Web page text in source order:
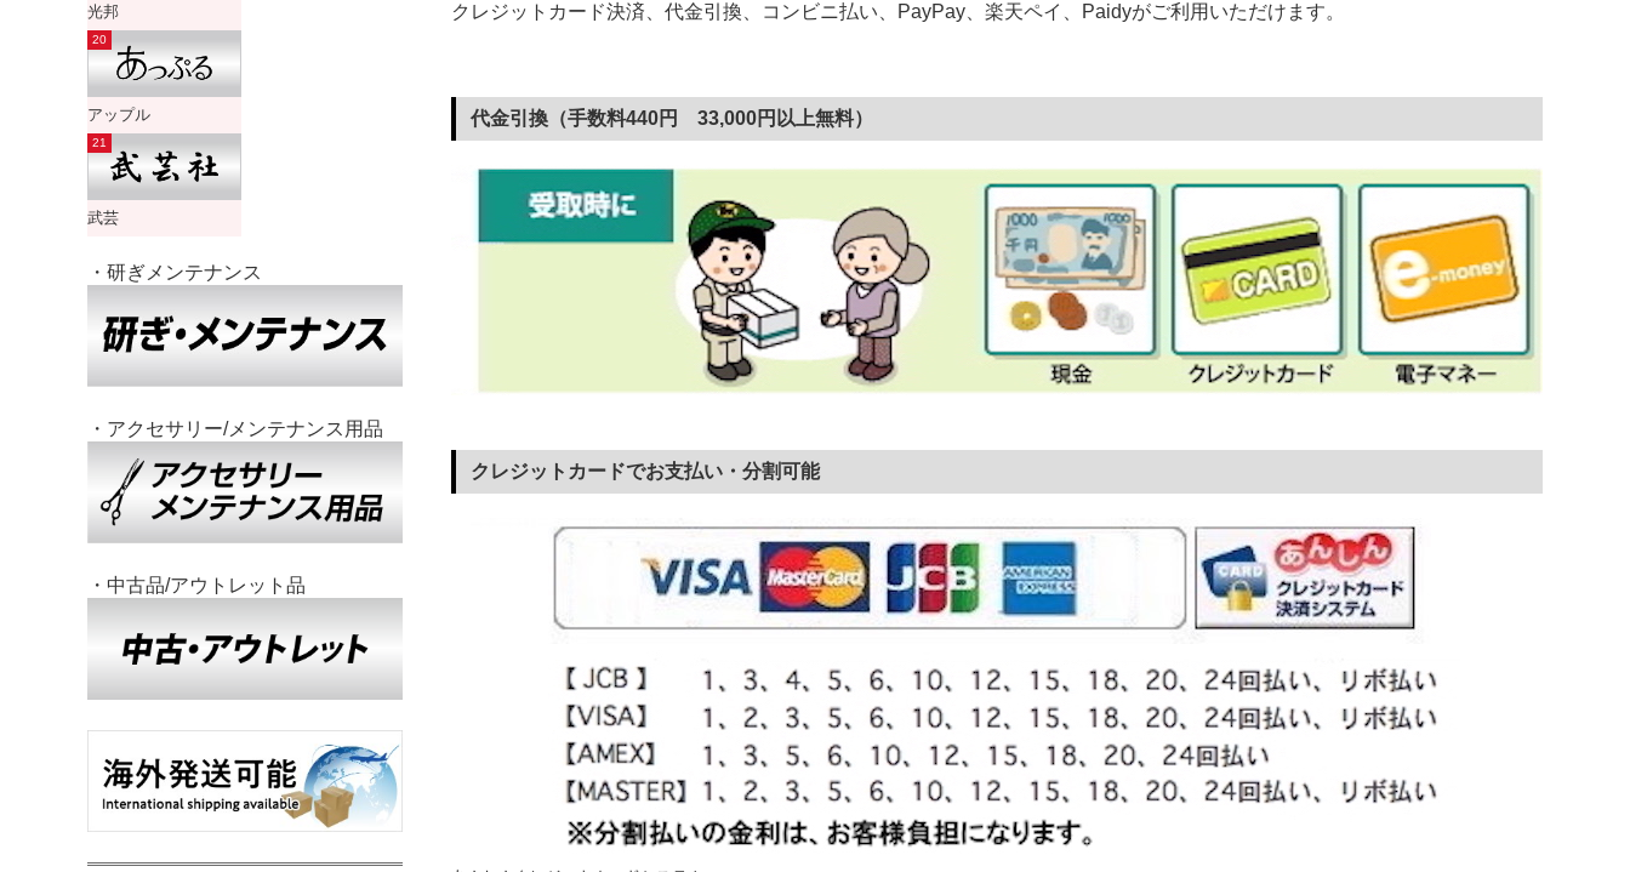
クレジットカード決済、代金引換、コンビニ払い、PayPay、楽天ペイ、Paidyがご利用いただけます。
代金引換（手数料440円 33,000円以上無料）
クレジットカードでお支払い・分割可能
光邦
アップル
武芸
・研ぎメンテナンス
・アクセサリー/メンテナンス用品
・中古品/アウトレット品